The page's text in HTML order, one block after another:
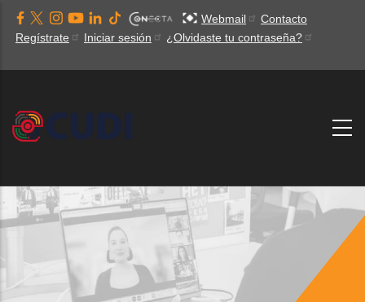
Pasar
Webmail
Contacto
Regístrate
Iniciar sesión ¿Olvidaste tu contraseña?